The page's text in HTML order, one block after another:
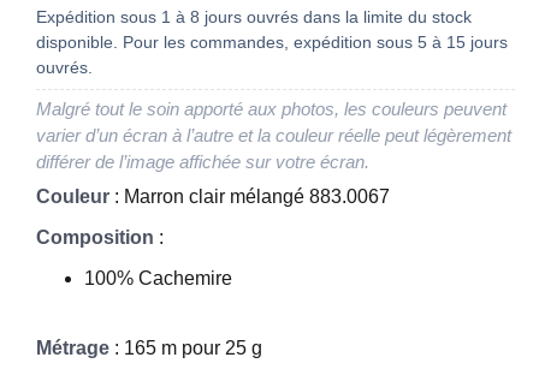
Expédition sous 1 à 8 jours ouvrés dans la limite du stock
disponible. Pour les commandes, expédition sous 5 à 15 jours
ouvrés.
Malgré tout le soin apporté aux photos, les couleurs peuvent
varier d’un écran à l’autre et la couleur réelle peut légèrement
différer de l’image affichée sur votre écran.
Couleur : Marron clair mélangé 883.0067
Composition :
100% Cachemire
Métrage : 165 m pour 25 g